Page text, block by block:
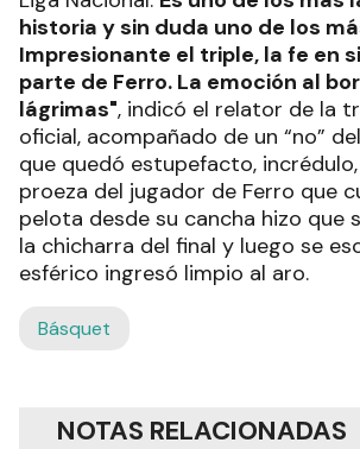
historia y sin duda uno de los
Impresionante el triple, la fe en
parte de Ferro. La emoción al
lágrimas", indicó el relator de la
oficial, acompañado de un “no”
que quedó estupefacto,
proeza del jugador de Ferro que
pelota desde su cancha hizo que
la chicharra del final y luego se
esférico ingresó limpio al aro.
Básquet
NOTAS RELACIONADAS